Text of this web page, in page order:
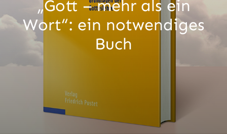
Aktion
Veröffentlichungen
„Gott – mehr als ein
Wort“: ein notwendiges
Buch